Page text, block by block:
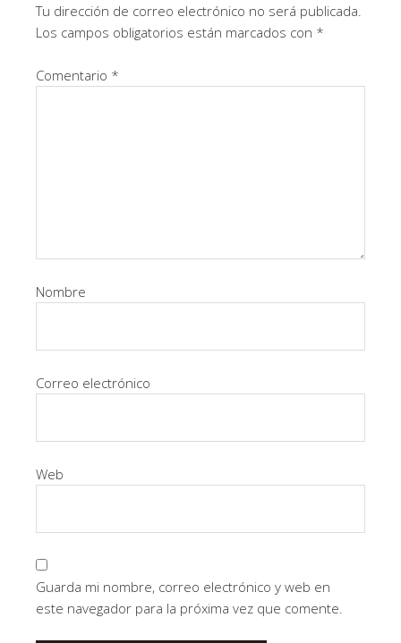
Tu dirección de correo electrónico no será publicada.
Los campos obligatorios están marcados con *
Comentario *
Nombre
Correo electrónico
Web
Guarda mi nombre, correo electrónico y web en
este navegador para la próxima vez que comente.